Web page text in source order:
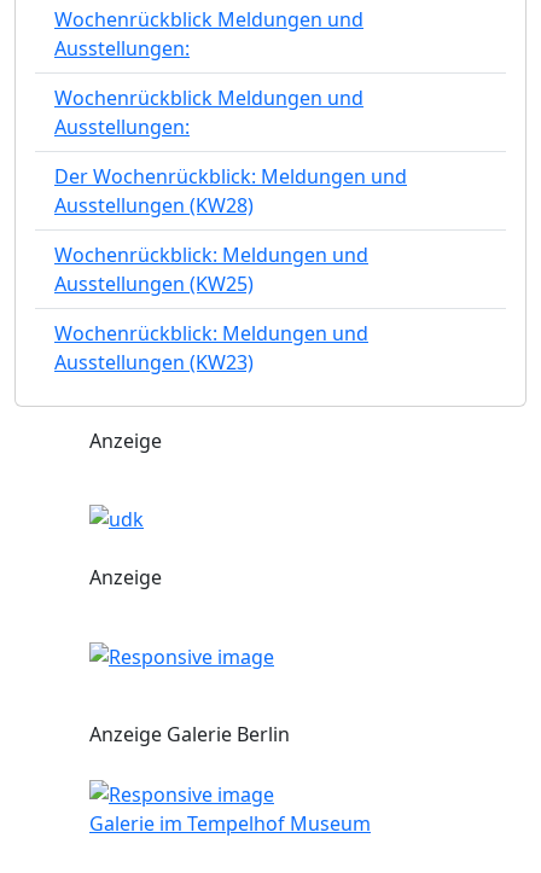
Wochenrückblick Meldungen und
Ausstellungen:
Wochenrückblick Meldungen und
Ausstellungen:
Der Wochenrückblick: Meldungen und
Ausstellungen (KW28)
Wochenrückblick: Meldungen und
Ausstellungen (KW25)
Wochenrückblick: Meldungen und
Ausstellungen (KW23)
Anzeige
Anzeige
Anzeige Galerie Berlin
Galerie im Tempelhof Museum